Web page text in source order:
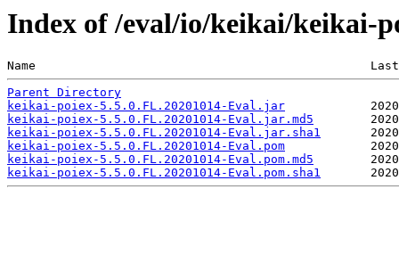
Index of /eval/io/keikai/keikai-
Name                                               Last
Parent Directory
keikai-poiex-5.5.0.FL.20201014-Eval.jar
keikai-poiex-5.5.0.FL.20201014-Eval.jar.md5
keikai-poiex-5.5.0.FL.20201014-Eval.jar.sha1
keikai-poiex-5.5.0.FL.20201014-Eval.pom
keikai-poiex-5.5.0.FL.20201014-Eval.pom.md5
keikai-poiex-5.5.0.FL.20201014-Eval.pom.sha1